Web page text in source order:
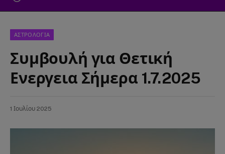
ΑΣΤΡΟΛΟΓΙΑ
Συμβουλή για Θετική
Ενεργεια Σήμερα 1.7.2025
1 Ιουλίου 2025